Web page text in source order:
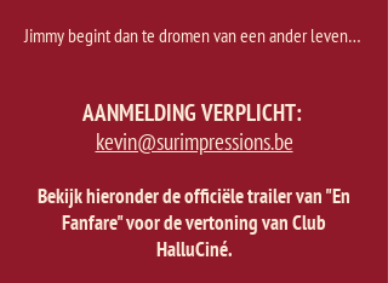
Jimmy begint dan te dromen van een ander leven…
AANMELDING VERPLICHT:
kevin@surimpressions.be
Bekijk hieronder de officiële trailer van "En
Fanfare" voor de vertoning van Club
HalluCiné.